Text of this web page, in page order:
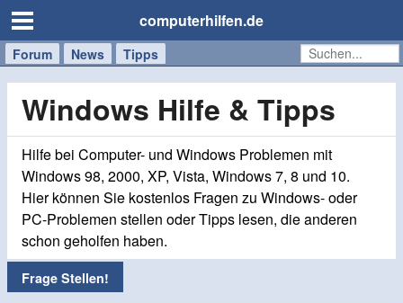
computerhilfen.de
Forum News Tipps
Handy
Windows
Mac
Windows Hilfe & Tipps
Hilfe bei Computer- und Windows Problemen mit
Windows 98, 2000, XP, Vista, Windows 7, 8 und 10.
Hier können Sie kostenlos Fragen zu Windows- oder
PC-Problemen stellen oder Tipps lesen, die anderen
schon geholfen haben.
Frage Stellen!